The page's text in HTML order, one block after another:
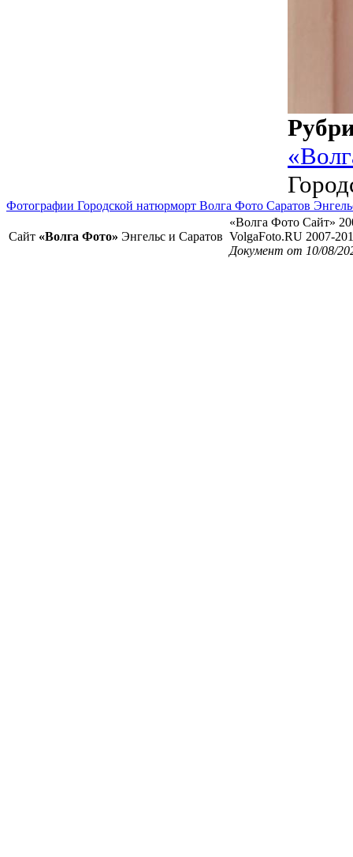
Фотографии Городской натюрморт Волга Фото Саратов
Сайт «Волга Фото» Энгельс и Саратов
«Волга Фото Сайт»
VolgaFoto.RU 2007-
Документ от 10/08/